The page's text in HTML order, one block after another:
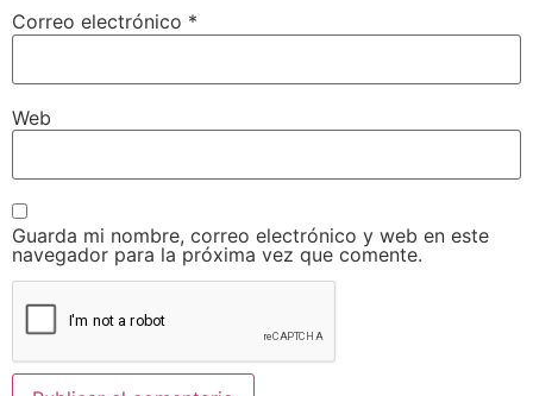
Correo electrónico *
Web
Guarda mi nombre, correo electrónico y web en este
navegador para la próxima vez que comente.